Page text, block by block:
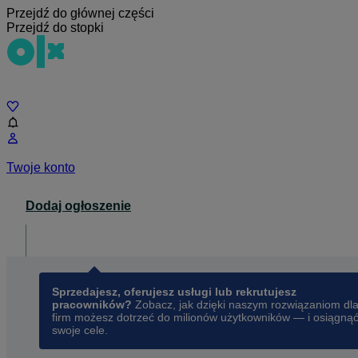
Przejdź do głównej części
Przejdź do stopki
Twoje konto
Dodaj ogłoszenie
Sprzedajesz, oferujesz usługi lub rekrutujesz
pracowników? Zobacz, jak dzięki naszym rozwiązaniom dla
firm możesz dotrzeć do milionów użytkowników — i osiągnąć
swoje cele.